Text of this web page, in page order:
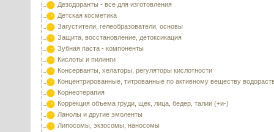
Дезодоранты - все для изготовления
Детская косметика
Загустители, гелеобразователи, основы
Защита, восстановление, детоксикация
Зубная паста - компоненты
Кислоты и пилинги
Консерванты, хелаторы, регуляторы кислотности
Концентрированные, титрованные по активному веществу
Корнеотерапия
Коррекция объема груди, щек, лица, бедер, талии (+и-)
Ланолы и другие эмоленты
Липосомы, экзосомы, наносомы